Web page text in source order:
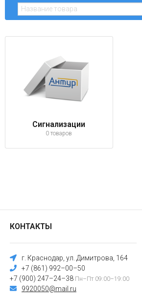
Сигнализации
0 товаров
КОНТАКТЫ
г. Краснодар, ул. Димитрова, 164
+7 (861) 992–00–50
+7 (900) 247–24–38 Пн–Пт 09:00–19:00
9920050@mail.ru